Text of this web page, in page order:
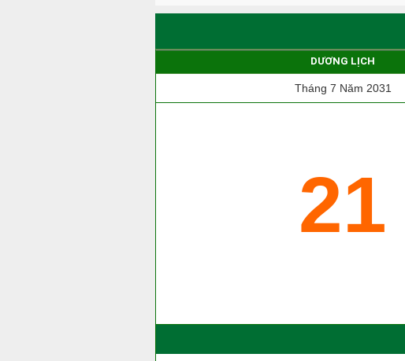
DƯƠNG LỊCH
Tháng 7 Năm 2031
21